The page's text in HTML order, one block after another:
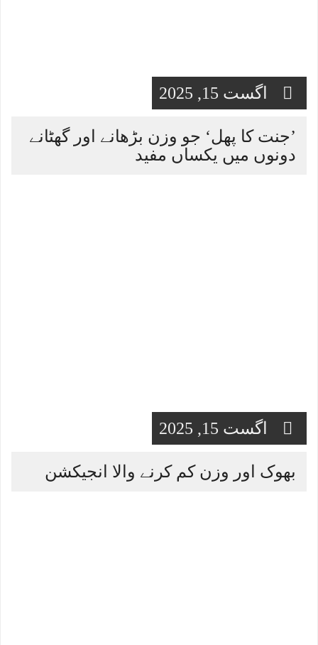
اگست 15, 2025
’جنت کا پھل‘ جو وزن بڑھانے اور گھٹانے
دونوں میں یکساں مفید
اگست 15, 2025
بھوک اور وزن کم کرنے والا انجیکشن